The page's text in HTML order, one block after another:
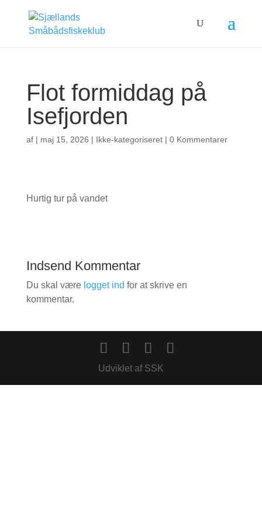
Flot formiddag på
Isefjorden
af | maj 15, 2026 | Ikke-kategoriseret | 0 Kommentarer
Hurtig tur på vandet
Indsend Kommentar
Du skal være logget ind for at skrive en
kommentar.
Udviklet af SSK